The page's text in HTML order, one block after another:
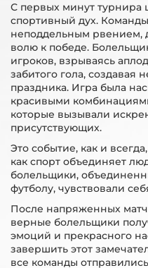
С первых минут турнира
спортивный дух.
неподдельным рвением,
волю к победе.
игроков, взрываясь
забитого гола, создавая
праздника. Игра была
красивыми
которые вызывали
присутствующих.
Это событие, как и
как спорт объединяет
болельщики,
футболу, чувствовали
После напряженных
верные болельщики
эмоций и прекрасного
завершить этот
все команды